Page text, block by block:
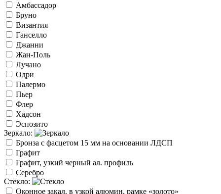
Амбассадор
Бруно
Византия
Ганселло
Джанни
Жан-Поль
Лучано
Одри
Палермо
Пьер
Флер
Хадсон
Эспозито
Зеркало:
Бронза с фасцетом 15 мм на основании ЛДСП
Графит
Графит, узкий черный ал. профиль
Серебро
Стекло:
Оконное закал. в узкой алюмин. рамке «золото»